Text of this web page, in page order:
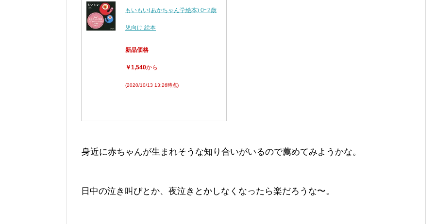
もいもい(あかちゃん学絵本) 0~2歳
児向け 絵本
新品価格
￥1,540から
(2020/10/13 13:26時点)
身近に赤ちゃんが生まれそうな知り合いがいるので薦めてみようかな。
日中の泣き叫びとか、夜泣きとかしなくなったら楽だろうな〜。